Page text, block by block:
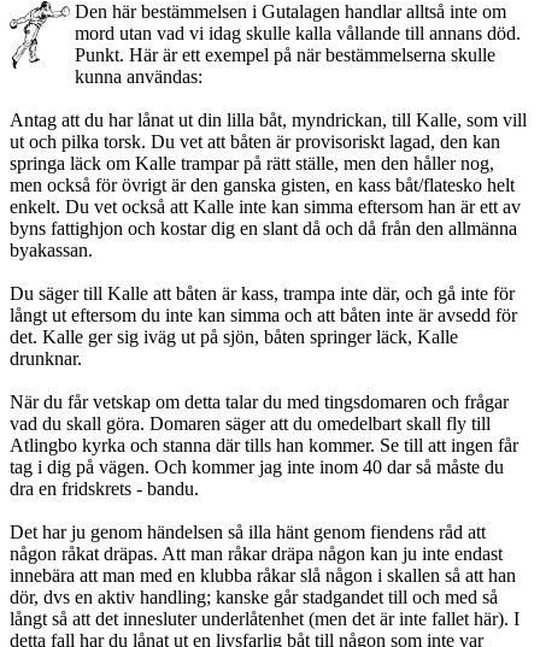
Den här bestämmelsen i Gutalagen handlar alltså inte om
mord utan vad vi idag skulle kalla vållande till annans död.
Punkt. Här är ett exempel på när bestämmelserna skulle
kunna användas:
Antag att du har lånat ut din lilla båt, myndrickan, till Kalle, som vill
ut och pilka torsk. Du vet att båten är provisoriskt lagad, den kan
springa läck om Kalle trampar på rätt ställe, men den håller nog,
men också för övrigt är den ganska gisten, en kass båt/flatesko helt
enkelt. Du vet också att Kalle inte kan simma eftersom han är ett av
byns fattighjon och kostar dig en slant då och då från den allmänna
byakassan.
Du säger till Kalle att båten är kass, trampa inte där, och gå inte för
långt ut eftersom du inte kan simma och att båten inte är avsedd för
det. Kalle ger sig iväg ut på sjön, båten springer läck, Kalle
drunknar.
När du får vetskap om detta talar du med tingsdomaren och frågar
vad du skall göra. Domaren säger att du omedelbart skall fly till
Atlingbo kyrka och stanna där tills han kommer. Se till att ingen får
tag i dig på vägen. Och kommer jag inte inom 40 dar så måste du
dra en fridskrets - bandu.
Det har ju genom händelsen så illa hänt genom fiendens råd att
någon råkat dräpas. Att man råkar dräpa någon kan ju inte endast
innebära att man med en klubba råkar slå någon i skallen så att han
dör, dvs en aktiv handling; kanske går stadgandet till och med så
långt så att det innesluter underlåtenhet (men det är inte fallet här). I
detta fall har du lånat ut en livsfarlig båt till någon som inte var